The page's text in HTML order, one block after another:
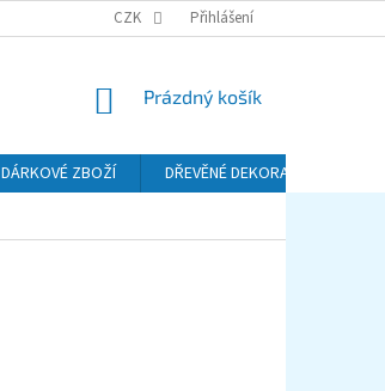
PODMÍNKY OCHRANY OSOBNÍCH ÚDAJŮ (GDPR)
CZK Přihlášení
NÁKUPNÍ
Prázdný košík
DÁRKOVÉ ZBOŽÍ DŘEVĚNÉ DEKORACE